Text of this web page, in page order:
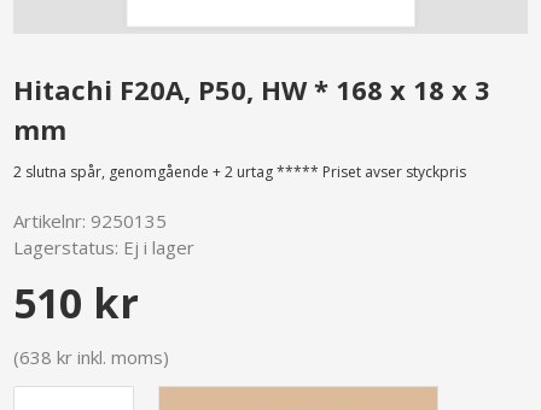
Hitachi F20A, P50, HW * 168 x 18 x 3
mm
2 slutna spår, genomgående + 2 urtag ***** Priset avser styckpris
Artikelnr: 9250135
Lagerstatus: Ej i lager
510 kr
(638 kr inkl. moms)